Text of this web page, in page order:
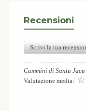
Recensioni
Scrivi la tua
Cammini di Santu
Valutazione media: